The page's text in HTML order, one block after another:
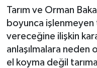
Tarım ve Orman
boyunca işlenmeyen
vereceğine ilişkin
anlaşılmalara neden
el koyma değil
Son Dakika
Haber Arşivi